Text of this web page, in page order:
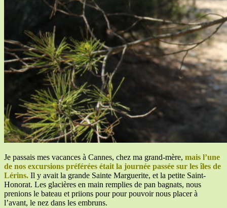
Je passais mes vacances à Cannes, chez ma grand-mère, mais l’une
de nos excursions préférées était la journée passée sur les îles de
Lérins. Il y avait la grande Sainte Marguerite, et la petite Saint-
Honorat. Les glacières en main remplies de pan bagnats, nous
prenions le bateau et priions pour pour pouvoir nous placer à
l’avant, le nez dans les embruns.